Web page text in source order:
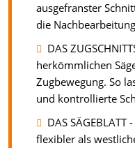
ausgefranster
die
DAS
herkömmlichen
Zugbewegung. So
und kontrollierte
DAS
flexibler als